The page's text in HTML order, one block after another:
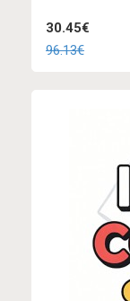
30.45€
96.13€